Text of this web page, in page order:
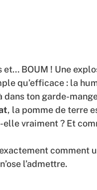
BOUM ! Une
qu’efficace : la
ton garde-
, la pomme de terre
vraiment ? Et
comment
l’admettre.